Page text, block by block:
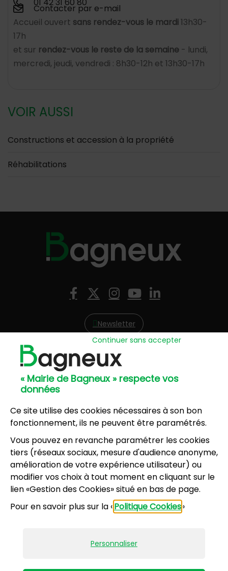
« Mairie de Bagneux » respecte vos
données
Ce site utilise des cookies nécessaires à son bon
fonctionnement, ils ne peuvent être paramétrés.
Vous pouvez en revanche paramétrer les cookies
tiers (réseaux sociaux, mesure d'audience anonyme,
amélioration de votre expérience utilisateur) ou
modifier vos choix à tout moment en cliquant sur le
lien «Gestion des Cookies» situé en bas de page.
Pour en savoir plus sur la «Politique Cookies»
Personnaliser
Continuer sans accepter
Contacter par e-mail
Accueil ouvert sans rendez-vous le mardi13h30-
17h
et sur rendez-vous le reste de la semaine - lundi,
mercredi, jeudi, vendredi : 8h30-12h et 13h30-17h
VOIR AUSSI
Constructions et accession à la propriété
Réhabilitations
Facebook
X (Twitter)
Instagram
YouTube
LinkedIn
Newsletter
Hôtel de Ville
57, avenue Henri Ravera - 92220 Bagneux
01 42 31 60 00
8, résidence du Port Galand - 92220 Bagneux
01 45 47 62 00
NOUS CONTACTER
Horaires d’ouverture:
Lundi, mercredi, jeudi, vendredi : 8h30-12h et
13h30-17h
Samedi : 9h-12h pour le service État civil (hors
vacances scolaires)